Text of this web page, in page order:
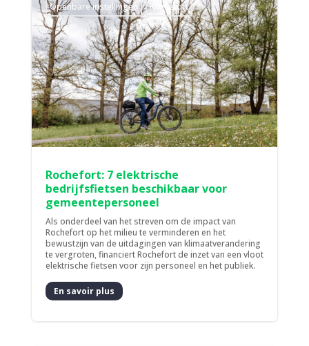
­Openbare instellingen Rochefort
Rochefort: 7 elektrische
bedrijfsfietsen beschikbaar voor
gemeentepersoneel
Als onderdeel van het streven om de impact van
Rochefort op het milieu te verminderen en het
bewustzijn van de uitdagingen van klimaatverandering
te vergroten, financiert Rochefort de inzet van een vloot
elektrische fietsen voor zijn personeel en het publiek.
En savoir plus